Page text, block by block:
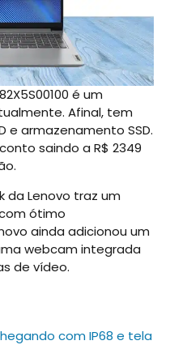
é um
Afinal, tem
e armazenamento SSD.
saindo a R$ 2349
da Lenovo traz um
ótimo
ainda adicionou um
webcam integrada
de vídeo.
com IP68 e tela